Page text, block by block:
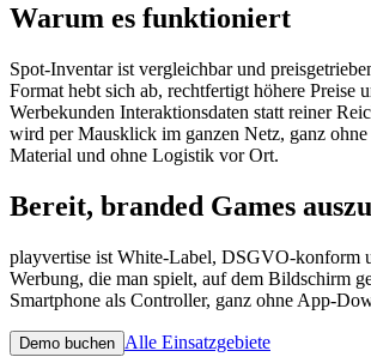
Warum es funktioniert
Spot-Inventar ist vergleichbar und
Format hebt sich ab, rechtfertigt höhere Preise
Werbekunden Interaktionsdaten statt reiner
wird per Mausklick im ganzen Netz, ganz ohne
Material und ohne Logistik vor Ort.
Bereit, branded Games
playvertise ist White-Label, DSGVO-konform
Werbung, die man spielt, auf dem Bildschirm
Smartphone als Controller, ganz ohne App-
Demo buchen Alle Einsatzgebiete